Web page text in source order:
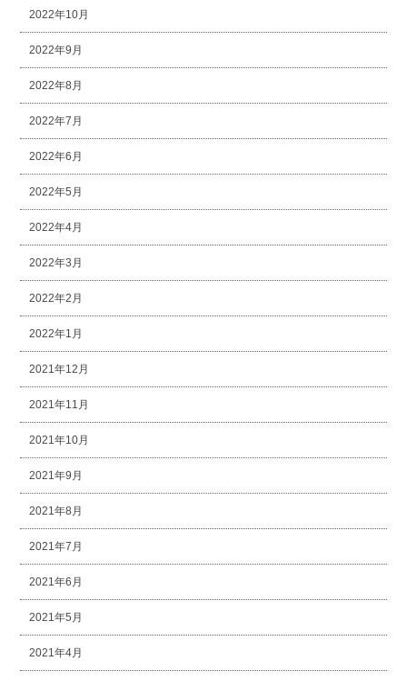
2022年10月
2022年9月
2022年8月
2022年7月
2022年6月
2022年5月
2022年4月
2022年3月
2022年2月
2022年1月
2021年12月
2021年11月
2021年10月
2021年9月
2021年8月
2021年7月
2021年6月
2021年5月
2021年4月